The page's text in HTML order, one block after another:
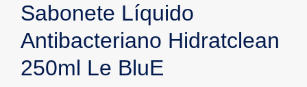
Sabonete Líquido
Antibacteriano Hidratclean
250ml Le BluE